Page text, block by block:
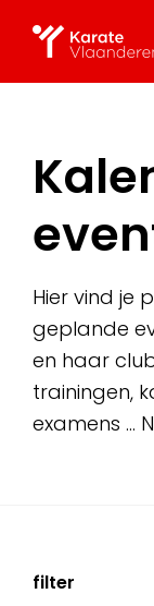
Hier vind je
geplande
en haar
trainingen,
examens …
filter